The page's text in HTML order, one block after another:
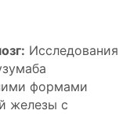
Исследования
формами
железы с